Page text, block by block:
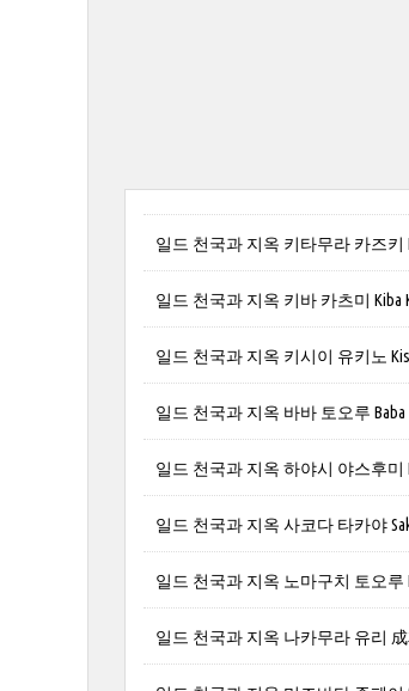
일드 천국과 지옥 키타무라 카즈키
일드 천국과 지옥 키바 카츠미 Kiba
일드 천국과 지옥 키시이 유키노
일드 천국과 지옥 바바 토오루 Baba
일드 천국과 지옥 하야시 야스후미
일드 천국과 지옥 사코다 타카야
일드 천국과 지옥 노마구치 토오루
일드 천국과 지옥 나카무라 유리